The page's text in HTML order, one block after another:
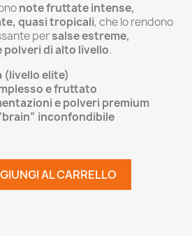
note fruttate intense,
quasi tropicali, che lo rendono
persalse estreme,
di alto livello.
(livello elite)
e fruttato
e polveri premium
inconfondibile
AL CARRELLO